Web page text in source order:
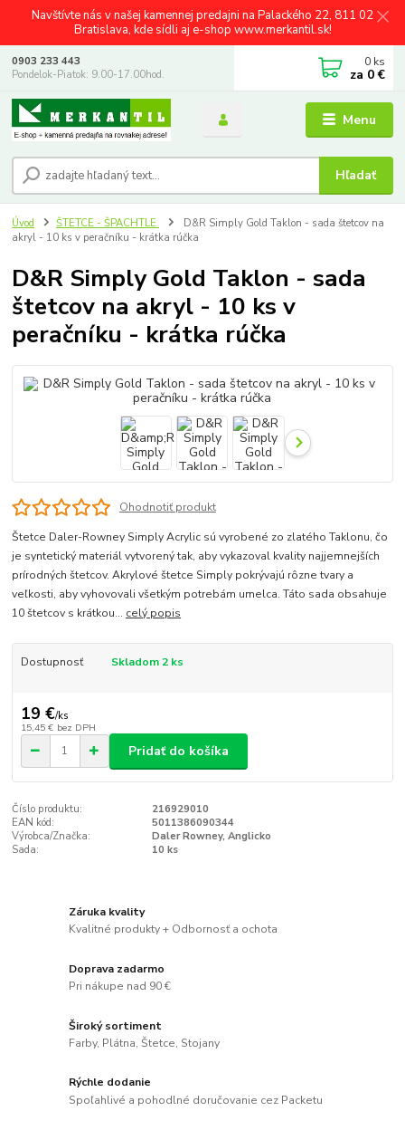
Navštívte nás v našej kamennej predajni na Palackého 22, 811 02
Bratislava, kde sídli aj e-shop www.merkantil.sk!
Menu
Hľadať
0903 233 443
Pondelok-Piatok: 9.00-17.00hod.
0 ks
za 0 €
Úvod ŠTETCE - ŠPACHTLE
D&R Simply Gold Taklon - sada štetcov na
akryl - 10 ks v peračníku - krátka rúčka
D&R Simply Gold Taklon - sada
štetcov na akryl - 10 ks v
peračníku - krátka rúčka
Ohodnotiť produkt
Štetce Daler-Rowney Simply Acrylic sú vyrobené zo zlatého Taklonu, čo
je syntetický materiál vytvorený tak, aby vykazoval kvality najjemnejších
prírodných štetcov. Akrylové štetce Simply pokrývajú rôzne tvary a
veľkosti, aby vyhovovali všetkým potrebám umelca. Táto sada obsahuje
10 štetcov s krátkou... celý popis
Dostupnosť Skladom 2 ks
19 €/ks
15,45 € bez DPH
Pridať do košíka
Číslo produktu:
216929010
EAN kód:
5011386090344
Výrobca/Značka:
Daler Rowney, Anglicko
Sada:
10 ks
Záruka kvality
Kvalitné produkty + Odbornosť a ochota
Doprava zadarmo
Pri nákupe nad 90 €
Široký sortiment
Farby, Plátna, Štetce, Stojany
Rýchle dodanie
Spoľahlivé a pohodlné doručovanie cez Packetu